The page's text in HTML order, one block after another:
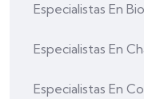
Especialistas En
Especialistas En
Especialistas En